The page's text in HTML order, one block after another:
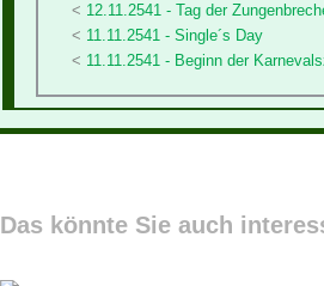
12.11.2541 - Tag der
11.11.2541 - Single´s Day
11.11.2541 - Beginn der
Das könnte Sie auch